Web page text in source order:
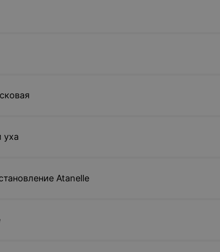
уха
Atanelle